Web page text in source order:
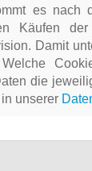
es nach
Käufen
Damit
die
unserer